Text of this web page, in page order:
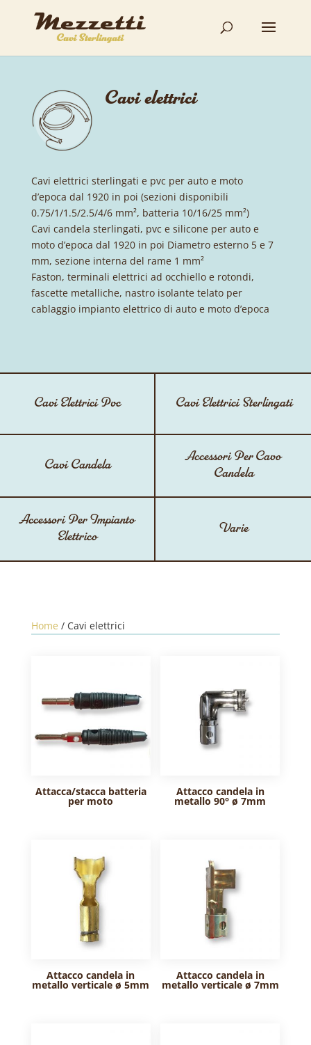
Cavi elettrici
Cavi elettrici sterlingati e pvc per auto e moto
d’epoca dal 1920 in poi (sezioni disponibili
0.75/1/1.5/2.5/4/6 mm², batteria 10/16/25 mm²)
Cavi candela sterlingati, pvc e silicone per auto e
moto d’epoca dal 1920 in poi Diametro esterno 5 e 7
mm, sezione interna del rame 1 mm²
Faston, terminali elettrici ad occhiello e rotondi,
fascette metalliche, nastro isolante telato per
cablaggio impianto elettrico di auto e moto d’epoca
Cavi Elettrici Pvc Cavi Elettrici Sterlingati
Cavi Candela
Accessori Per Cavo
Candela
Accessori Per Impianto
Elettrico
Varie
Home / Cavi elettrici
Attacca/stacca batteria
per moto
Attacco candela in
metallo 90° ø 7mm
Attacco candela in
metallo verticale ø 5mm
Attacco candela in
metallo verticale ø 7mm